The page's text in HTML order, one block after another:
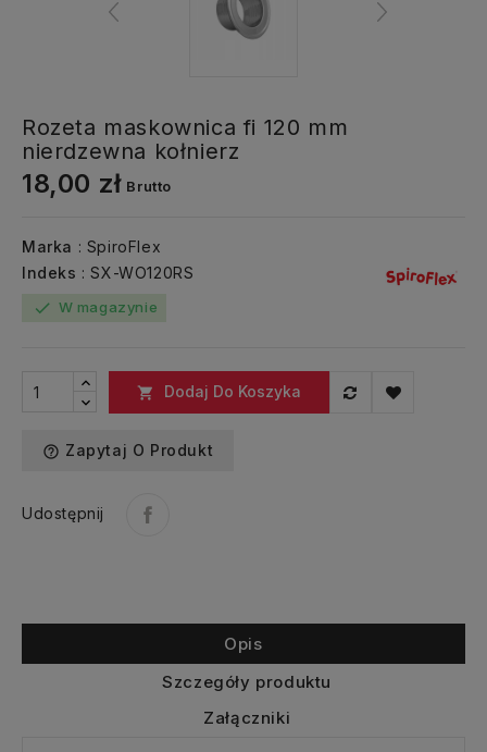
Rozeta maskownica fi 120 mm
nierdzewna kołnierz
18,00 zł Brutto
Marka : SpiroFlex
Indeks : SX-WO120RS
check W magazynie
 Dodaj Do Koszyka
help_outline Zapytaj O Produkt
Udostępnij
Opis
Szczegóły produktu
Załączniki